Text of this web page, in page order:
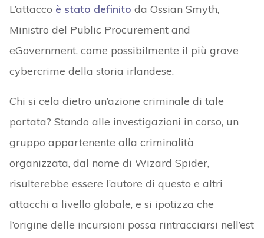
L’attacco è stato definito da Ossian Smyth,
Ministro del Public Procurement and
eGovernment, come possibilmente il più grave
cybercrime della storia irlandese.
Chi si cela dietro un’azione criminale di tale
portata? Stando alle investigazioni in corso, un
gruppo appartenente alla criminalità
organizzata, dal nome di Wizard Spider,
risulterebbe essere l’autore di questo e altri
attacchi a livello globale, e si ipotizza che
l’origine delle incursioni possa rintracciarsi nell’est